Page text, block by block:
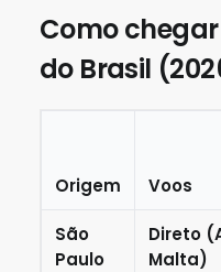
Como
do Brasil
Origem Voos
São
Paulo
Direto
Malta)